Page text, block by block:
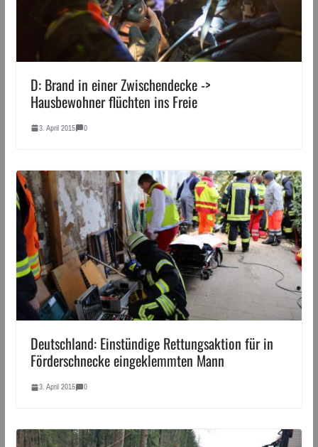
D: Brand in einer Zwischendecke ->
Hausbewohner flüchten ins Freie
3. April 2015 0
Deutschland: Einstündige Rettungsaktion für in
Förderschnecke eingeklemmten Mann
3. April 2015 0